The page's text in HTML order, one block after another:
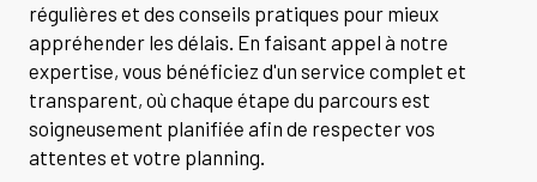
régulières et des conseils pratiques pour mieux
appréhender les délais. En faisant appel à notre
expertise, vous bénéficiez d'un service complet et
transparent, où chaque étape du parcours est
soigneusement planifiée afin de respecter vos
attentes et votre planning.